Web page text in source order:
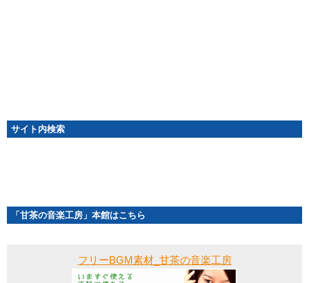
サイト内検索
「甘茶の音楽工房」本館はこちら
フリーBGM素材_甘茶の音楽工房